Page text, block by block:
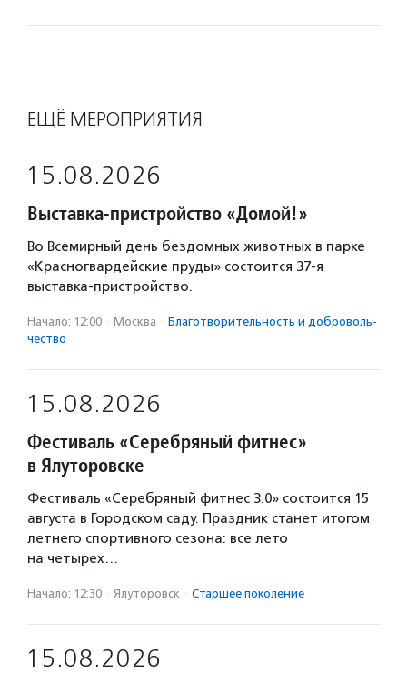
ЕЩЁ МЕРОПРИЯТИЯ
15.08.2026
Выставка-пристройство «Домой!»
Во Всемирный день бездомных животных в парке
«Красногвардейские пруды» состоится 37-я
выставка-пристройство.
Начало: 12:00 · Москва · Благотвори­тель­ность и доброволь­
чест­во
15.08.2026
Фестиваль «Серебряный фитнес»
в Ялуторовске
Фестиваль «Серебряный фитнес 3.0» состоится 15
августа в Городском саду. Праздник станет итогом
летнего спортивного сезона: все лето
на четырех…
Начало: 12:30 · Ялуторовск · Старшее поколение
15.08.2026